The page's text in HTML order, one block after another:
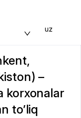
uz
–
korxonalar
to’liq